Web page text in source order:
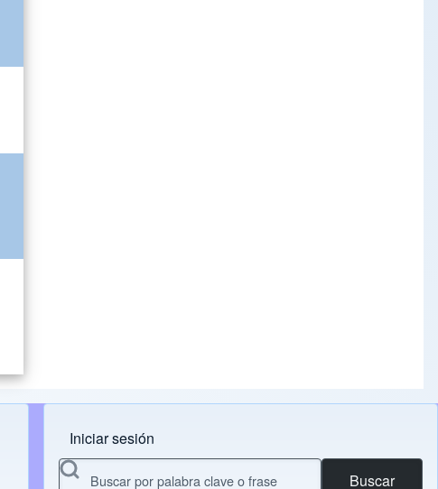
Menu do usuário
Iniciar sesión
Buscar